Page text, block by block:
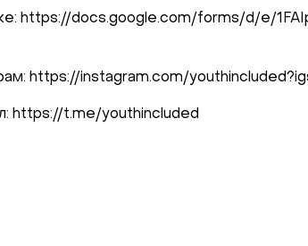
https://docs.google.com/forms/d/e/
https://instagram.com/
https://t.me/youthincluded